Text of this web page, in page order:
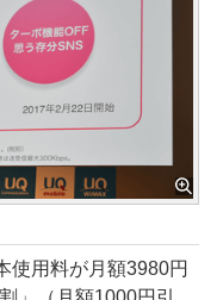
用料が月額3980円